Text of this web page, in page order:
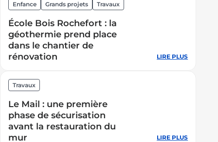
École Bois Rochefort : la
géothermie prend place
dans le chantier de
rénovation
Enfance Grands projets Travaux
LIRE PLUS
Le Mail : une première
phase de sécurisation
avant la restauration du
mur
Travaux
LIRE PLUS